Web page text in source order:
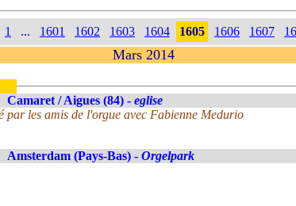
1 ... 1601 1602 1603 1604 1605 1606 1607
Mars 2014
Camaret / Aigues (84) - eglise
par les amis de l'orgue avec Fabienne Medurio
Amsterdam (Pays-Bas) - Orgelpark